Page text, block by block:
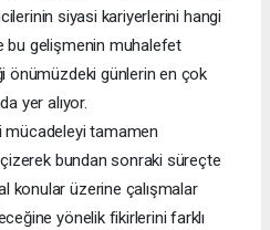
siyasi kariyerlerini hangi
bu gelişmenin muhalefet
önümüzdeki günlerin en çok
yer alıyor.
mücadeleyi tamamen
çizerek bundan sonraki süreçte
konular üzerine çalışmalar
yönelik fikirlerini farklı